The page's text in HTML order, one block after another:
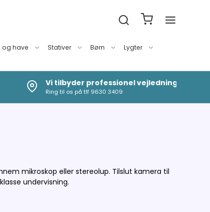
og have Stativer Børn
Lygter
Vi tilbyder professionel vejledning
Ring til os på tlf 9630 3409
mikroskop eller stereolup. Tilslut kamera til
undervisning.